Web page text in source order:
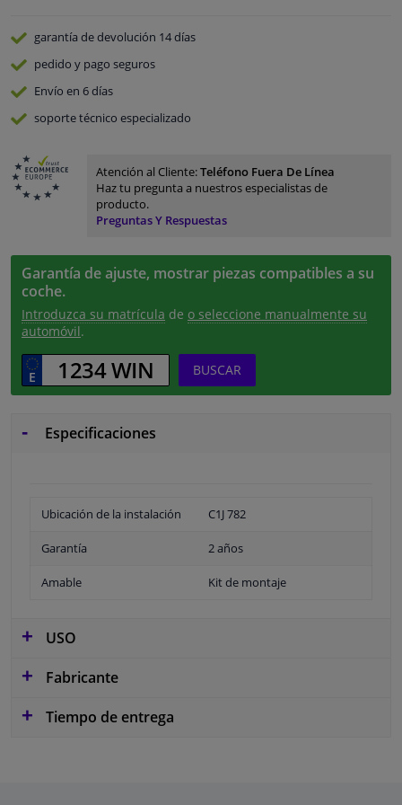
garantía de devolución 14 días
pedido y pago seguros
Envío en 6 días
soporte técnico especializado
Atención al Cliente:Teléfono Fuera De Línea
Haz tu pregunta a nuestros especialistas de
producto.
Preguntas Y Respuestas
Garantía de ajuste, mostrar piezas compatibles a su
coche.
Introduzca su matrícula de o seleccione manualmente su
automóvil.
BUSCAR
Especificaciones
Ubicación de la instalación C1J 782
Garantía 2 años
Amable Kit de montaje
USO
Fabricante
Tiempo de entrega